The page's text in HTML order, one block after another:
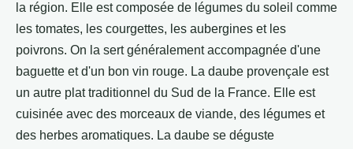
la région. Elle est composée de légumes du soleil comme
les tomates, les courgettes, les aubergines et les
poivrons. On la sert généralement accompagnée d'une
baguette et d'un bon vin rouge. La daube provençale est
un autre plat traditionnel du Sud de la France. Elle est
cuisinée avec des morceaux de viande, des légumes et
des herbes aromatiques. La daube se déguste